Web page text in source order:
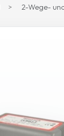
2-Wege-